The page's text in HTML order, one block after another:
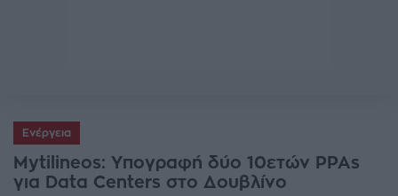
Ενέργεια
Mytilineos: Υπογραφή δύο 10ετών PPAs
για Data Centers στο Δουβλίνο